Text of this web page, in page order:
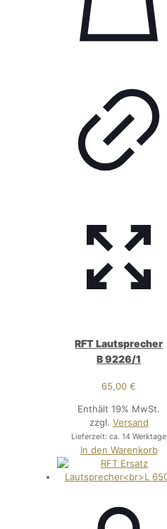
RFT Lautsprecher
B 9226/1
65,00€
Enthält 19% MwSt.
zzgl. Versand
Lieferzeit: ca. 14 Werktage
In den Warenkorb